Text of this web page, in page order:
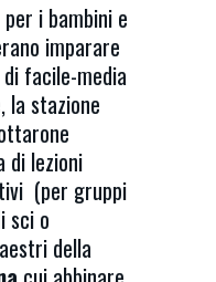
i bambini e
imparare
facile-media
la stazione
di lezioni
(per gruppi
sci o
della